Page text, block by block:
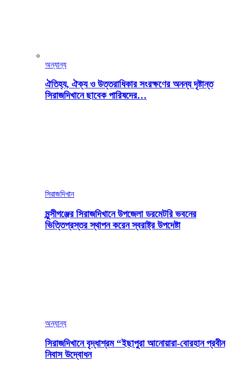
অন্যান্য
ঐতিহ্য, ঐক্য ও উত্তরাধিকার সংরক্ষণের অনন্য দৃষ্টান্ত
সিরাজদিখানে ছাবেক পারিষদের…
সিরাজদিখান
মুন্সীগঞ্জের সিরাজদিখানে উপজেলা ডরমেটরি ভবনের
ভিত্তিপ্রস্তর স্থাপন করেন স্বরাষ্ট্র উপদেষ্টা
অন্যান্য
সিরাজদিখানে বৃদ্ধাশ্রম “ইছাপুরা আনোয়ারা-বোরহান প্রবীন
নিবাস উদ্বোধন